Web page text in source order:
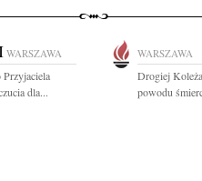
WARSZAWA
Przyjaciela
dla...
WARSZAWA
Drogiej
powodu